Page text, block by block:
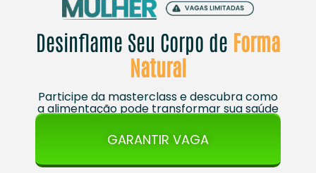
Desinflame Seu Corpo de Forma
Natural
Participe da masterclass e descubra como
a alimentação pode transformar sua saúde
GARANTIR VAGA